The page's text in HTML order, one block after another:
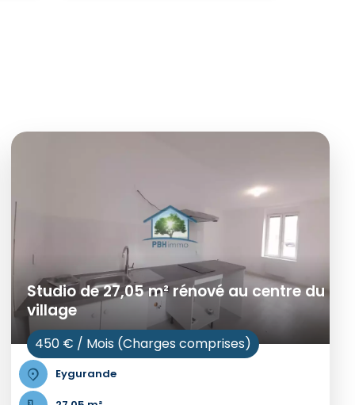
Studio de 27,05 m² rénové au centre du
village
450 € / Mois (Charges comprises)
Eygurande